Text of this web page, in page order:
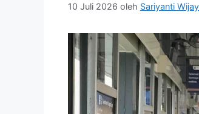
10 Juli 2026 oleh Sariyanti